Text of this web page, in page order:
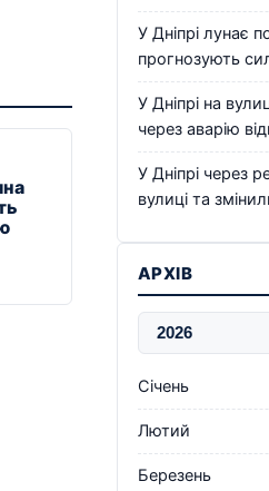
У Дніпрі лунає
прогнозують
У Дніпрі на
через аварію
У Дніпрі через
вулиці та
АРХІВ
Січень
Лютий
Березень